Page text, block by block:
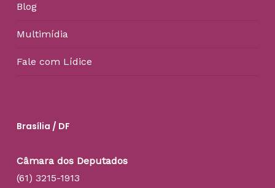
Blog
Multimídia
Fale com Lídice
Brasília / DF
Câmara dos Deputados
(61) 3215-1913